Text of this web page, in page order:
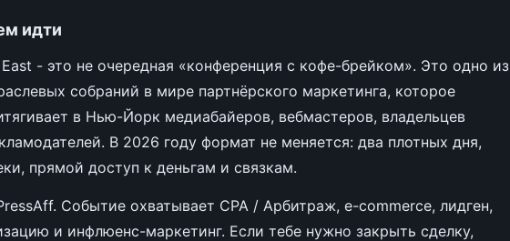
идти
- это не очередная «конференция с кофе-брейком». Это одно из
собраний в мире партнёрского маркетинга, которое
в Нью-Йорк медиабайеров, вебмастеров, владельцев
В 2026 году формат не меняется: два плотных дня,
прямой доступ к деньгам и связкам.
Событие охватывает CPA / Арбитраж, e-commerce, лидген,
и инфлюенс-маркетинг. Если тебе нужно закрыть сделку,